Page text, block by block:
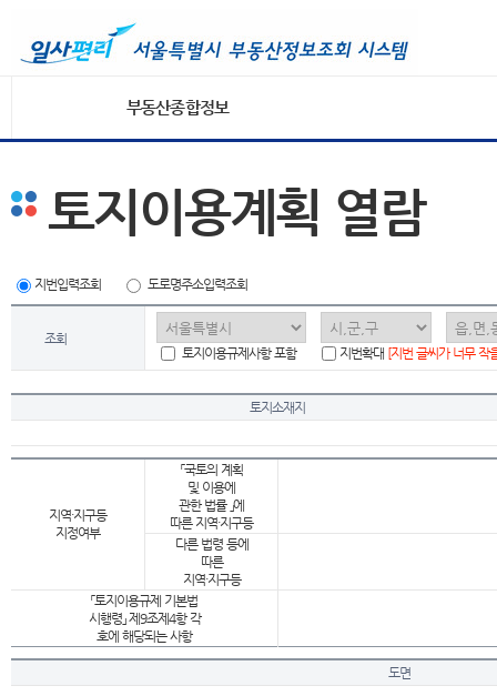
부동산종합정보
토지이용계획 열람
지번입력조회 도로명주소입력조회
조회
토지이용규제사항 포함
지번확대 [지번 글씨가 너무 작
토지소재지
지역·지구등
지정여부
「국토의 계획
및 이용에
관한 법률 」에
따른 지역·지구등
다른 법령 등에
따른
지역·지구등
「토지이용규제 기본법
시행령」 제9조제4항 각
호에 해당되는 사항
도면